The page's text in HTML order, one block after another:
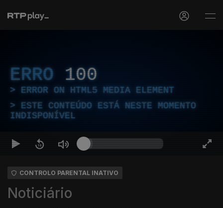
ERRO 100
ERROR ON HTML5 MEDIA ELEMENT
ESTE CONTEÚDO ESTÁ NESTE MOMENTO
INDISPONÍVEL
CONTROLO PARENTAL INATIVO
Noticiário